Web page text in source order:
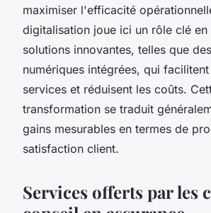
maximiser l'efficacité
digitalisation joue ici un rôle clé
solutions innovantes, telles que
numériques intégrées, qui
services et réduisent les coûts.
transformation se traduit
gains mesurables en termes de
satisfaction client.
Services offerts par les